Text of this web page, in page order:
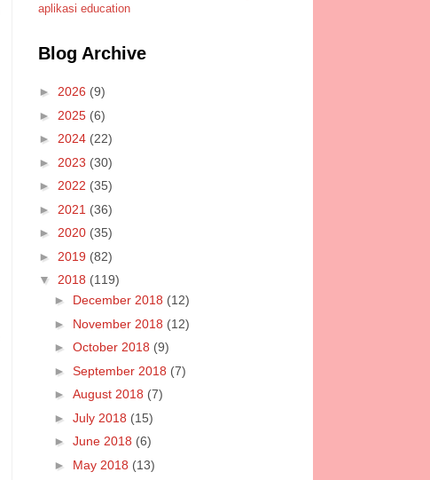
aplikasi education
Blog Archive
► 2026 (9)
► 2025 (6)
► 2024 (22)
► 2023 (30)
► 2022 (35)
► 2021 (36)
► 2020 (35)
► 2019 (82)
▼ 2018 (119)
► December 2018 (12)
► November 2018 (12)
► October 2018 (9)
► September 2018 (7)
► August 2018 (7)
► July 2018 (15)
► June 2018 (6)
► May 2018 (13)